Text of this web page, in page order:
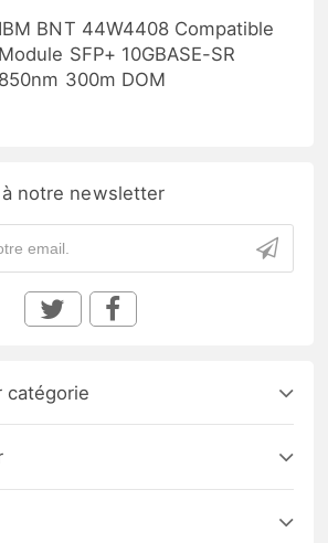
IBM BNT 44W4408 Compatible
Module SFP+ 10GBASE-SR
850nm 300m DOM
notre newsletter
catégorie